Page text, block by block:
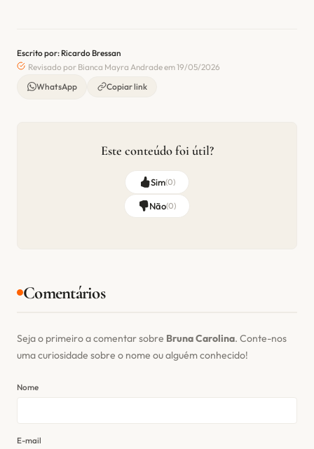
Escrito por: Ricardo Bressan
Revisado por Bianca Mayra Andrade em 19/05/2026
WhatsApp
Copiar link
Este conteúdo foi útil?
Sim(0)
Não(0)
Comentários
Seja o primeiro a comentar sobre Bruna Carolina. Conte-nos
uma curiosidade sobre o nome ou alguém conhecido!
Nome
E-mail